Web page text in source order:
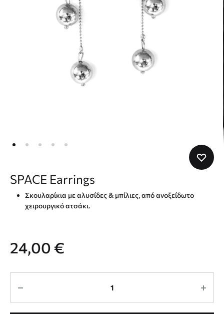
SPACE Earrings
Σκουλαρίκια με αλυσίδες & μπίλιες, από ανοξείδωτο
χειρουργικό ατσάκι.
24,00€